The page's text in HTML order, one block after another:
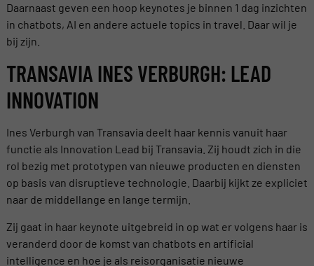
Daarnaast geven een hoop keynotes je binnen 1 dag inzichten
in chatbots, AI en andere actuele topics in travel. Daar wil je
bij zijn.
TRANSAVIA INES VERBURGH: LEAD
INNOVATION
Ines Verburgh van Transavia deelt haar kennis vanuit haar
functie als Innovation Lead bij Transavia. Zij houdt zich in die
rol bezig met prototypen van nieuwe producten en diensten
op basis van disruptieve technologie. Daarbij kijkt ze expliciet
naar de middellange en lange termijn.
Zij gaat in haar keynote uitgebreid in op wat er volgens haar is
veranderd door de komst van chatbots en artificial
intelligence en hoe je als reisorganisatie nieuwe